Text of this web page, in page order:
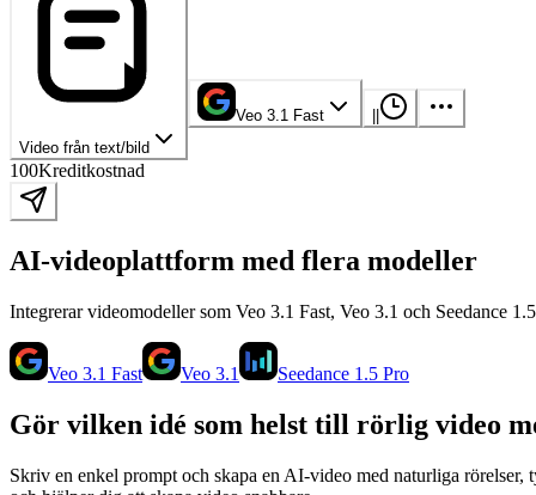
Video från text/bild
Veo 3.1 Fast
100Kreditkostnad
AI-videoplattform med flera modeller
Integrerar videomodeller som Veo 3.1 Fast, Veo 3.1 och Seedance
Veo 3.1 Fast Veo 3.1 Seedance 1.5 Pro
Gör vilken idé som helst till rörlig video
Skriv en enkel prompt och skapa en AI-video med naturliga